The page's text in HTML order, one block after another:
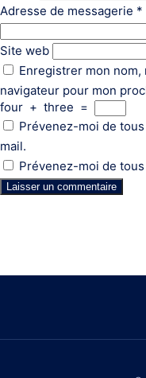
Adresse de messagerie *
Site web
Enregistrer mon
navigateur pour mon
four + three =
Prévenez-moi de
mail.
Prévenez-moi de